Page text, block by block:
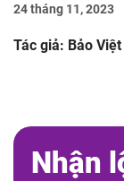
24 tháng 11, 2023
Tác giả: Bảo Việt
Nhận l